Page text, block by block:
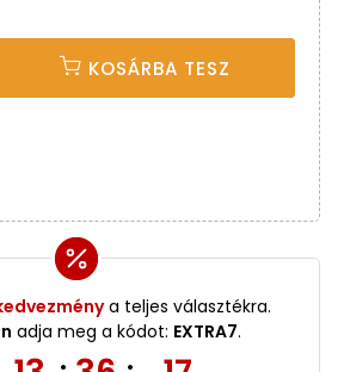
KOSÁRBA TESZ
a teljes választékra.
adja meg a kódot: EXTRA7.